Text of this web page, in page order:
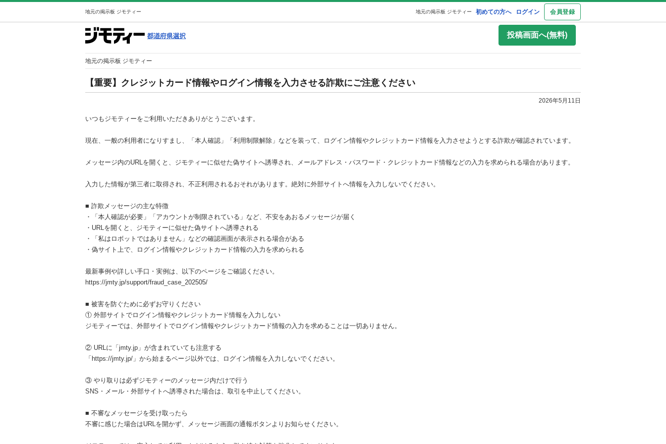
地元の掲示板 ジモティー 初めての方へ ログイン 会員登録
地元の掲示板 ジモティー
投稿画面へ(無料)
地元の掲示板 ジモティー
【重要】クレジットカード情報やログイン情報を入力させる詐欺にご注意ください
2026年5月11日
いつもジモティーをご利用いただきありがとうございます。
現在、一般の利用者になりすまし、「本人確認」「利用制限解除」などを装って、ログイン情報やクレジットカード情報を入力させようとする詐欺が確認されています。
メッセージ内のURLを開くと、ジモティーに似せた偽サイトへ誘導され、メールアドレス・パスワード・クレジットカード情報などの入力を求められる場合があります。
入力した情報が第三者に取得され、不正利用されるおそれがあります。絶対に外部サイトへ情報を入力しないでください。
■ 詐欺メッセージの主な特徴
・「本人確認が必要」「アカウントが制限されている」など、不安をあおるメッセージが届く
・URLを開くと、ジモティーに似せた偽サイトへ誘導される
・「私はロボットではありません」などの確認画面が表示される場合がある
・偽サイト上で、ログイン情報やクレジットカード情報の入力を求められる
最新事例や詳しい手口・実例は、以下のページをご確認ください。
https://jmty.jp/support/fraud_case_202505/
■ 被害を防ぐために必ずお守りください
① 外部サイトでログイン情報やクレジットカード情報を入力しない
ジモティーでは、外部サイトでログイン情報やクレジットカード情報の入力を求めることは一切ありません。
② URLに「jmty.jp」が含まれていても注意する
「https://jmty.jp/」から始まるページ以外では、ログイン情報を入力しないでください。
③ やり取りは必ずジモティーのメッセージ内だけで行う
SNS・メール・外部サイトへ誘導された場合は、取引を中止してください。
■ 不審なメッセージを受け取ったら
不審に感じた場合はURLを開かず、メッセージ画面の通報ボタンよりお知らせください。